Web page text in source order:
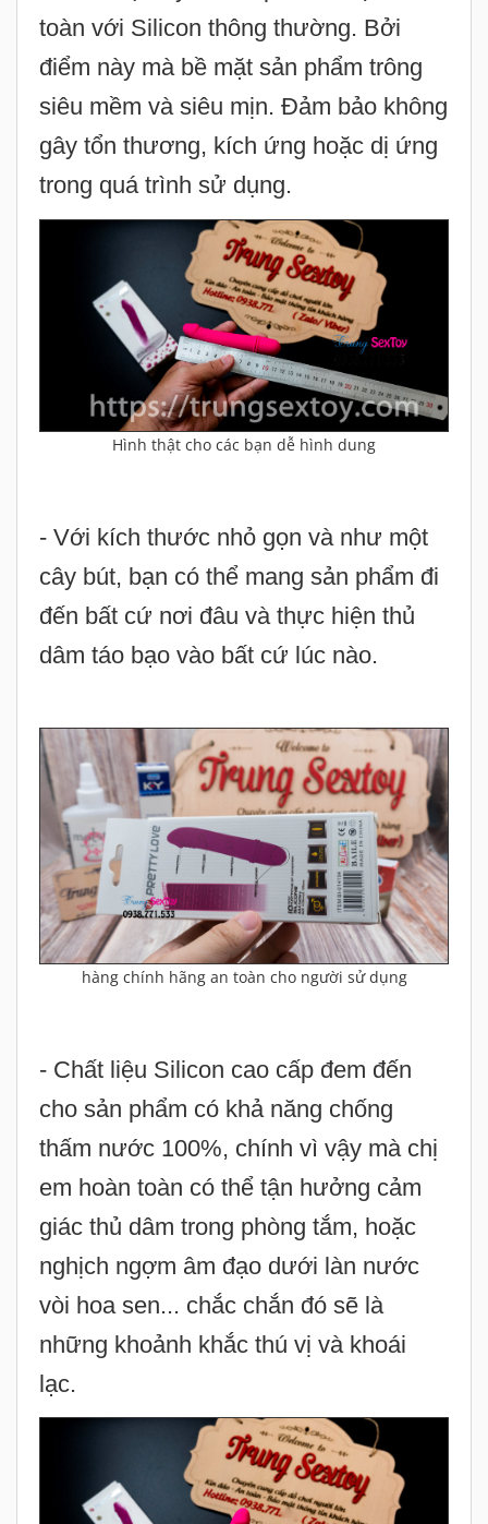
gây tổn thương, kích ứng hoặc dị ứng
trong quá trình sử dụng.
Hình thật cho các bạn dễ hình dung
- Với kích thước nhỏ gọn và như một
dâm táo bạo vào bất cứ lúc nào.
hàng chính hãng an toàn cho người sử dụng
- Chất liệu Silicon cao cấp đem đến
em hoàn toàn có thể tận hưởng cảm
giác thủ dâm trong phòng tắm, hoặc
nghịch ngợm âm đạo dưới làn nước
vòi hoa sen... chắc chắn đó sẽ là
những khoảnh khắc thú vị và khoái
lạc.